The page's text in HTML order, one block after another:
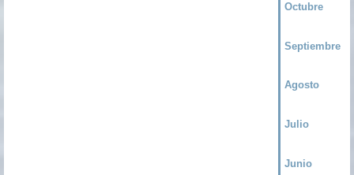
Octubre
Septiembre
Agosto
Julio
Junio